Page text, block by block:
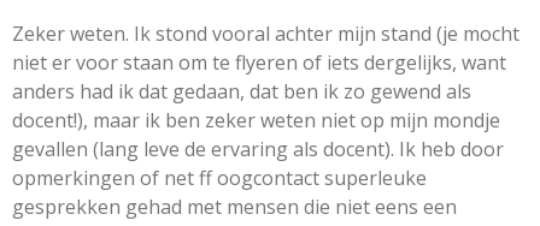
Zeker weten. Ik stond vooral achter mijn stand (je mocht
niet er voor staan om te flyeren of iets dergelijks, want
anders had ik dat gedaan, dat ben ik zo gewend als
docent!), maar ik ben zeker weten niet op mijn mondje
gevallen (lang leve de ervaring als docent). Ik heb door
opmerkingen of net ff oogcontact superleuke
gesprekken gehad met mensen die niet eens een